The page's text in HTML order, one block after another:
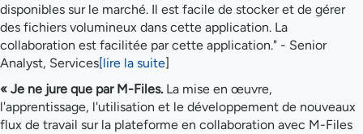
disponibles sur le marché. Il est facile de stocker et de gérer
des fichiers volumineux dans cette application. La
collaboration est facilitée par cette application." - Senior
Analyst, Services[lire la suite]
« Je ne jure que par M-Files. La mise en œuvre,
l'apprentissage, l'utilisation et le développement de nouveaux
flux de travail sur la plateforme en collaboration avec M-Files